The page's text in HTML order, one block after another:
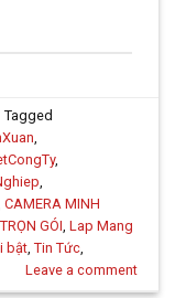
Tagged
,
,
,
CAMERA MINH
GÓI,Lap Mang
bật,Tin Tức,
Leave a comment